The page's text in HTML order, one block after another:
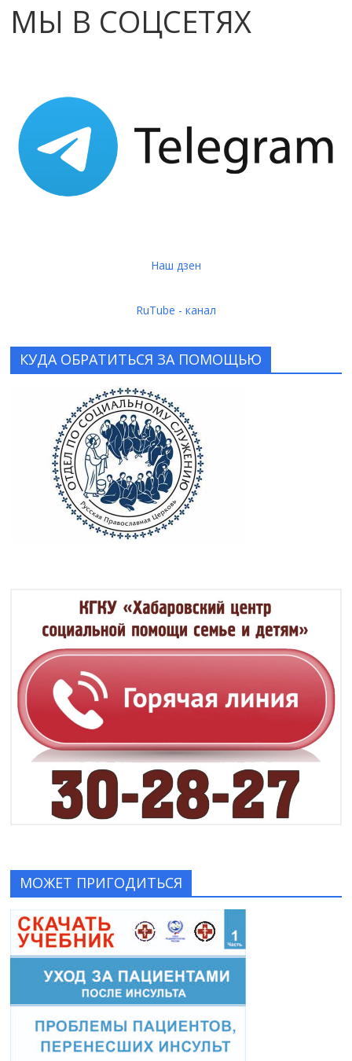
МЫ В СОЦСЕТЯХ
Наш дзен
RuTube - канал
КУДА ОБРАТИТЬСЯ ЗА ПОМОЩЬЮ
МОЖЕТ ПРИГОДИТЬСЯ